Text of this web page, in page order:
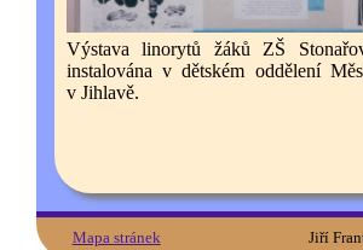
Výstava linorytů žáků ZŠ
instalována v dětském oddělení
v Jihlavě.
Mapa stránek Jiří